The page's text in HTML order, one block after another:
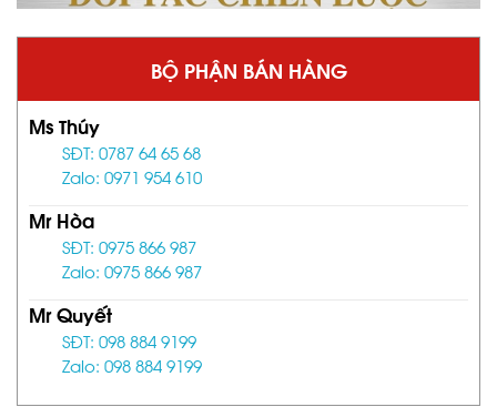
BỘ PHẬN BÁN HÀNG
Ms Thúy
SĐT: 0787 64 65 68
Zalo: 0971 954 610
Mr Hòa
SĐT: 0975 866 987
Zalo: 0975 866 987
Mr Quyết
SĐT: 098 884 9199
Zalo: 098 884 9199